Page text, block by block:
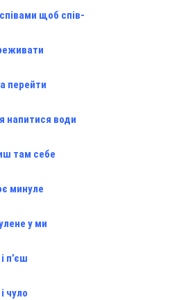
щоб спів-
перейти
напитися води
там себе
минуле
у ми
і п’єш
і чуло